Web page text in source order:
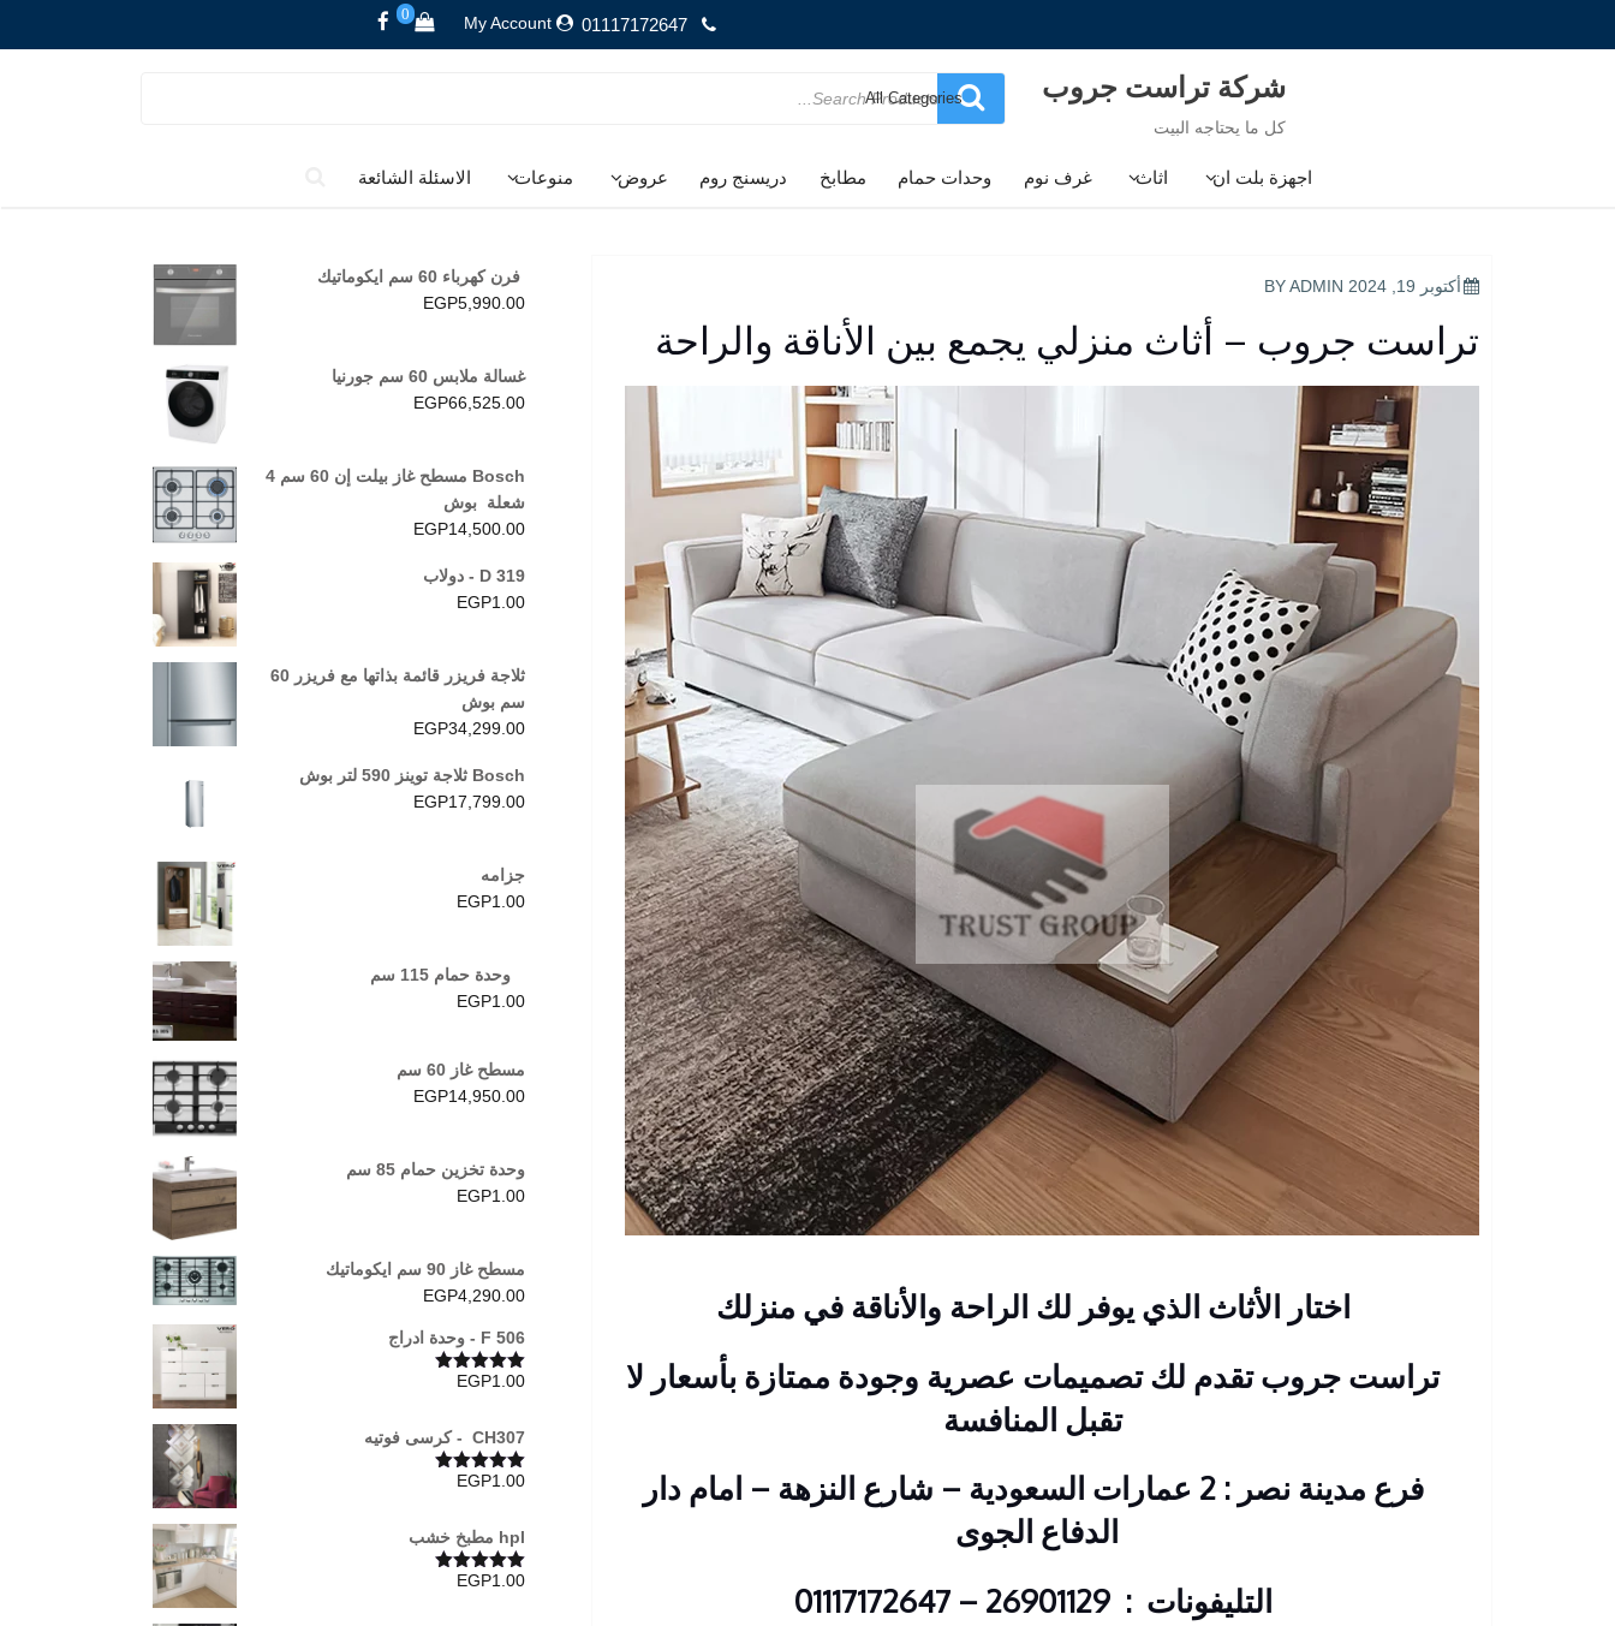
01117172647
My Account
0
شركة تراست جروب
كل ما يحتاجه البيت
Search
for
اجهزة بلت ان اثاث غرف نوم وحدات حمام مطابخ دريسنج روم عروض منوعات الاسئلة الشائعة
POSTED
أكتوبر 19, 2024 ADMIN
تراست جروب – أثاث منزلي يجمع بين الأناقة والراحة
اختار الأثاث الذي يوفر لك الراحة والأناقة في منزلك
تراست جروب تقدم لك تصميمات عصرية وجودة ممتازة بأسعار لا
تقبل المنافسة
فرع مدينة نصر : 2 عمارات السعودية – شارع النزهة – امام دار
الدفاع الجوى
التليفونات : 26901129 – 01117172647
فرن كهرباء 60 سم ايكوماتيك
EGP5,990.00
غسالة ملابس 60 سم جورنيا
EGP66,525.00
Bosch مسطح غاز بيلت إن 60 سم 4
شعلة بوش
EGP14,500.00
D 319 - دولاب
EGP1.00
ثلاجة فريزر قائمة بذاتها مع فريزر 60
سم بوش
EGP34,299.00
Bosch ثلاجة توينز 590 لتر بوش
EGP17,799.00
جزامه
EGP1.00
وحدة حمام 115 سم
EGP1.00
مسطح غاز 60 سم
EGP14,950.00
وحدة تخزين حمام 85 سم
EGP1.00
مسطح غاز 90 سم ايكوماتيك
EGP4,290.00
F 506 - وحدة ادراج
تم التقييم
EGP1.00
CH307 - كرسى فوتيه
تم التقييم
EGP1.00
hpl مطبخ خشب
تم التقييم
EGP1.00